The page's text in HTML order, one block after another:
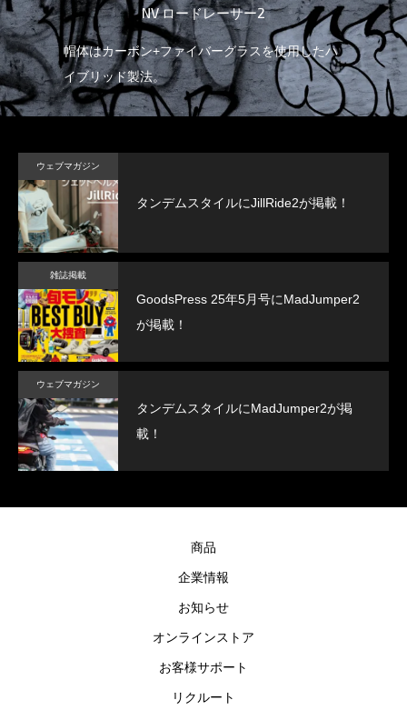
NV ロードレーサー2
帽体はカーボン+ファイバーグラスを使用したハ
イブリッド製法。
ウェブマガジン
タンデムスタイルにJillRide2が掲載！
雑誌掲載
GoodsPress 25年5月号にMadJumper2
が掲載！
ウェブマガジン
タンデムスタイルにMadJumper2が掲
載！
商品
企業情報
お知らせ
オンラインストア
お客様サポート
リクルート